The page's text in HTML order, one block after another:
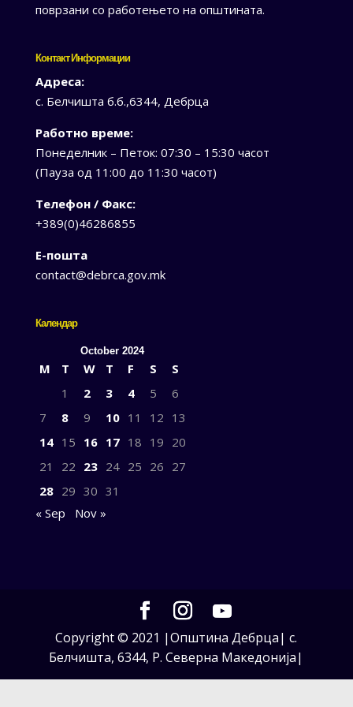
поврзани со работењето на општината.
Контакт Информации
Адреса:
с. Белчишта б.б.,6344, Дебрца
Работно време:
Понеделник – Петок: 07:30 – 15:30 часот
(Пауза од 11:00 до 11:30 часот)
Телефон / Факс:
+389(0)46286855
Е-пошта
contact@debrca.gov.mk
Календар
October 2024
M T W T F S
S
1
2 3 4 5
6
7
8 9 10 11 12 13
14 15 16 17 18 19 20
21
22 23 24 25 26 27
28 29 30 31
« Sep
Nov »
Copyright © 2021 |Општина Дебрца| с.
Белчишта, 6344, Р. Северна Македонија|